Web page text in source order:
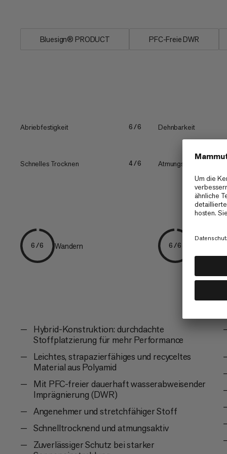
Bluesign® PRODUCT PFC-Freie DWR
Abriebfestigkeit 6/6 Dehnbarkeit
Schnelles Trocknen 4/6 Atmungsaktivität
6/6 Wandern 6/6
Hybrid-Konstruktion: durchdachte
Stoffplatzierung für mehr Performance
Leichtes, strapazierfähiges und recyceltes
Material aus Polyamid
Mit PFC-freier dauerhaft wasserabweisender
Imprägnierung (DWR)
Angenehmer und stretchfähiger Stoff
Schnelltrocknend und atmungsaktiv
Zuverlässiger Schutz bei starker